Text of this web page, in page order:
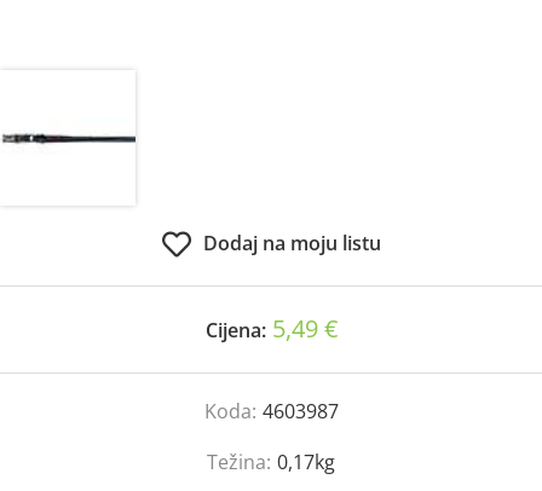
Dodaj na moju listu
Cijena: 5,49 €
Koda: 4603987
Težina: 0,17kg